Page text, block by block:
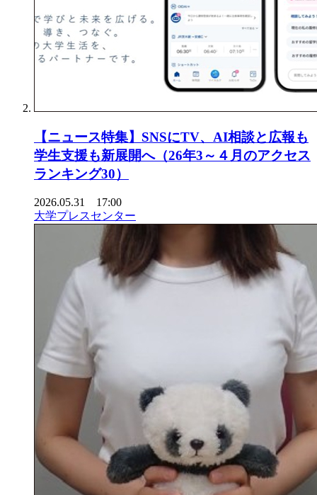
【ニュース特集】SNSにTV、AI相談と広報も
学生支援も新展開へ（26年3～４月のアクセス
ランキング30）
2026.05.31 17:00
大学プレスセンター